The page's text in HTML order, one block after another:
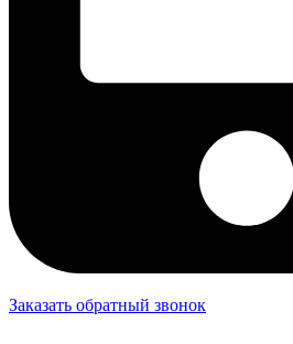
Заказать обратный звонок